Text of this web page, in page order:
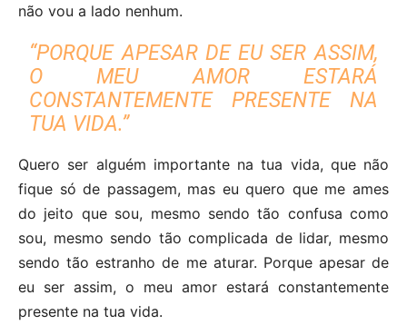
não vou a lado nenhum.
“PORQUE APESAR DE EU SER ASSIM,
O MEU AMOR ESTARÁ
CONSTANTEMENTE PRESENTE NA
TUA VIDA.”
Quero ser alguém importante na tua vida, que não
fique só de passagem, mas eu quero que me ames
do jeito que sou, mesmo sendo tão confusa como
sou, mesmo sendo tão complicada de lidar, mesmo
sendo tão estranho de me aturar. Porque apesar de
eu ser assim, o meu amor estará constantemente
presente na tua vida.